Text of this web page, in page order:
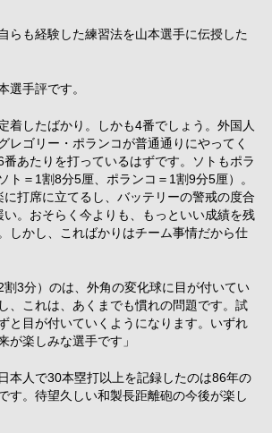
らも経験した練習法を山本選手に伝授した
手評です。
着したばかり。しかも4番でしょう。外国人
レゴリー・ポランコが普通通りにやってく
あたりを打っているはずです。ソトもポラ
ト＝1割8分5厘、ポランコ＝1割9分5厘）。
打席に立てるし、バッテリーの警戒の度合
。おそらく今よりも、もっといい成績を残
しかし、こればかりはチーム事情だから仕
3分）のは、外角の変化球に目が付いてい
、これは、あくまでも慣れの問題です。試
と目が付いていくようになります。いずれ
が楽しみな選手です」
本人で30本塁打以上を記録したのは86年の
す。待望久しい和製長距離砲の今後が楽し